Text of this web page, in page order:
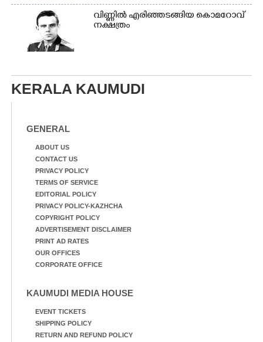
വി​ണ്ണി​ൽ​ ​എ​രി​ഞ്ഞ​ട​ങ്ങിയ കൊ​മ​റോ​വ് ​
ന​ക്ഷ​ത്രം
KERALA KAUMUDI
GENERAL
ABOUT US
CONTACT US
PRIVACY POLICY
TERMS OF SERVICE
EDITORIAL POLICY
PRIVACY POLICY-KAZHCHA
COPYRIGHT POLICY
ADVERTISEMENT DISCLAIMER
PRINT AD RATES
OUR OFFICES
CORPORATE OFFICE
KAUMUDI MEDIA HOUSE
EVENT TICKETS
SHIPPING POLICY
RETURN AND REFUND POLICY